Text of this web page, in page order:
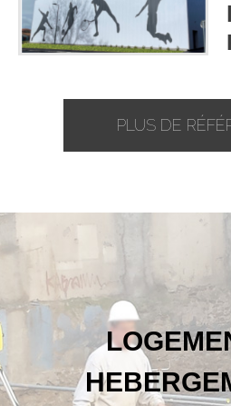
PLUS DE